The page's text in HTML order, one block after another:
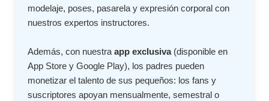
modelaje, poses, pasarela y expresión corporal con
nuestros expertos instructores.
Además, con nuestraapp exclusiva(disponible en
App Store y Google Play), los padres pueden
monetizar el talento de sus pequeños: los fans y
suscriptores apoyan mensualmente, semestral o